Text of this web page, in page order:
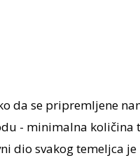
da se pripremljene
- minimalna količina
dio svakog temeljca